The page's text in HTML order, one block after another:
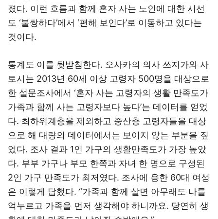
졌다. 이런 흐름과 함께 혼자 사는 노인에 대한 시선
도 ‘불쌍하다’에서 ‘편해 보인다’로 이동하고 있다는
것이다.
통계도 이를 뒷받침한다. 오사카의 의사 쓰지가와 사
토시는 2013년 60세 이상 고령자 500명을 대상으로
한 설문조사에서 ‘혼자 사는 고령자의 생활 만족도가
가족과 함께 사는 고령자보다 높다’는 데이터를 얻었
다. 최하위계층을 제외하고 중산층 고령자들을 대상
으로 해 대량의 데이터에서는 보이지 않는 부분을 짚
었다. 조사 결과 1인 가구의 생활만족도가 가장 높았
다. 부부 가구나 부모 한쪽과 자녀 한 명으로 구성된
2인 가구 만족도가 최저였다. 조사에 응한 60대 여성
은 이렇게 답했다. “가족과 함께 살면 아무래도 나를
억누르고 가족을 먼저 생각해야 하니까요. 당연히 생